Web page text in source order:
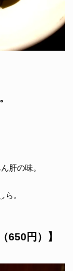
肝の味。
ら。
650円）】